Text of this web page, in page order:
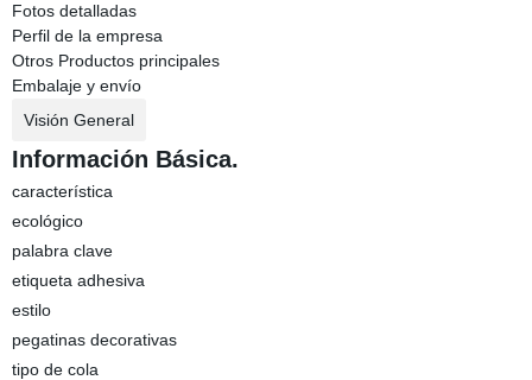
Fotos detalladas
Perfil de la empresa
Otros Productos principales
Embalaje y envío
Visión General
Información Básica.
característica
ecológico
palabra clave
etiqueta adhesiva
estilo
pegatinas decorativas
tipo de cola